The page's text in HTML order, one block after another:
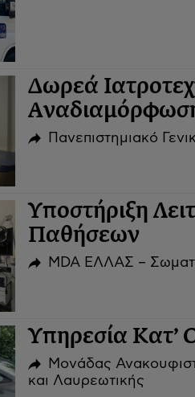
Δωρεά
Πανεπιστημιακό
Υποστήριξη
Παθήσεων
MDA ΕΛΛΑΣ –
Υπηρεσία Κατ’
Μονάδας
και Λαυρεωτικής